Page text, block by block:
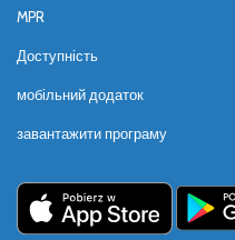
MPR
Доступність
мобільний додаток
завантажити програму